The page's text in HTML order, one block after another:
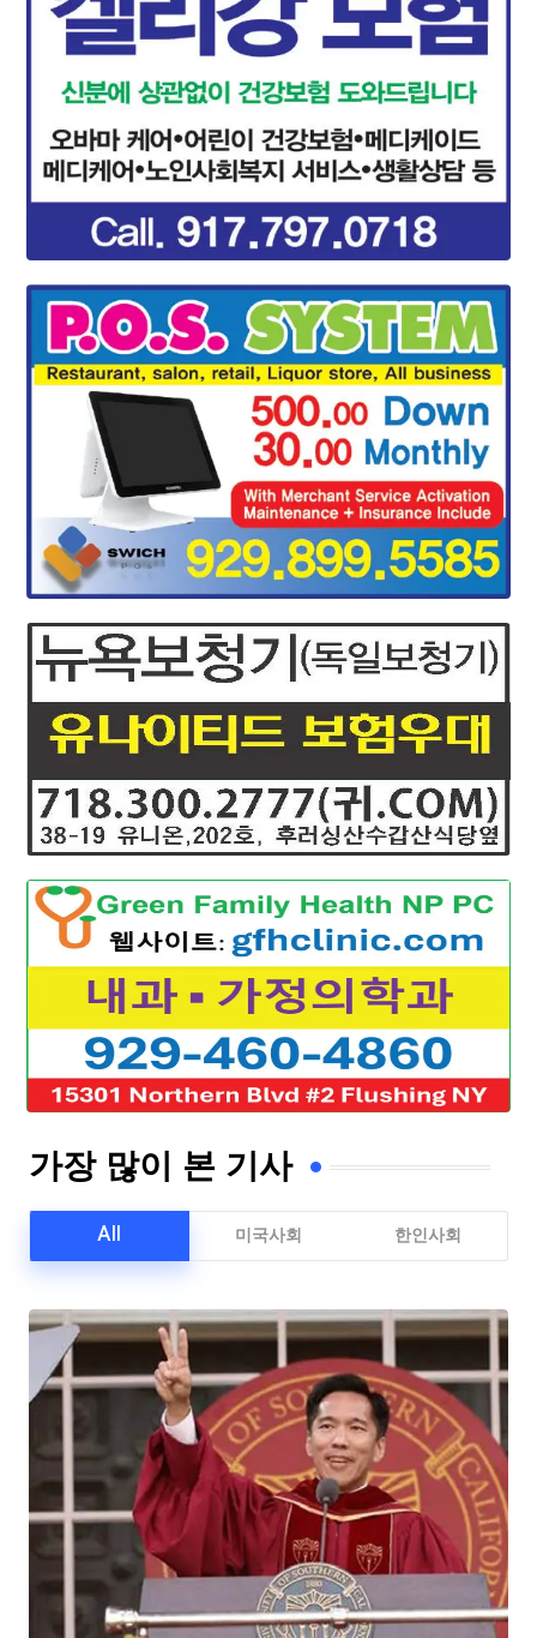
가장 많이 본 기사
All 미국사회 한인사회